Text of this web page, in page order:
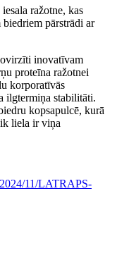
ražotne, kas
biedriem pārstrādi ar
inovatīvam
proteīna ražotnei
korporatīvās
ilgtermiņa stabilitāti.
kopsapulcē, kurā
liela ir viņa
11/LATRAPS-